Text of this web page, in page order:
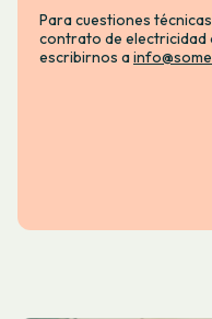
Para cuestiones
contrato de electricidad
escribirnos a